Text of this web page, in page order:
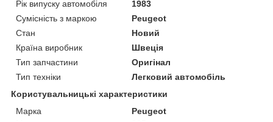
Рік випуску автомобіля
1983
Сумісність з маркою
Peugeot
Стан
Новий
Країна виробник
Швеція
Тип запчастини
Оригінал
Тип техніки
Легковий автомобіль
Користувальницькі характеристики
Марка
Peugeot